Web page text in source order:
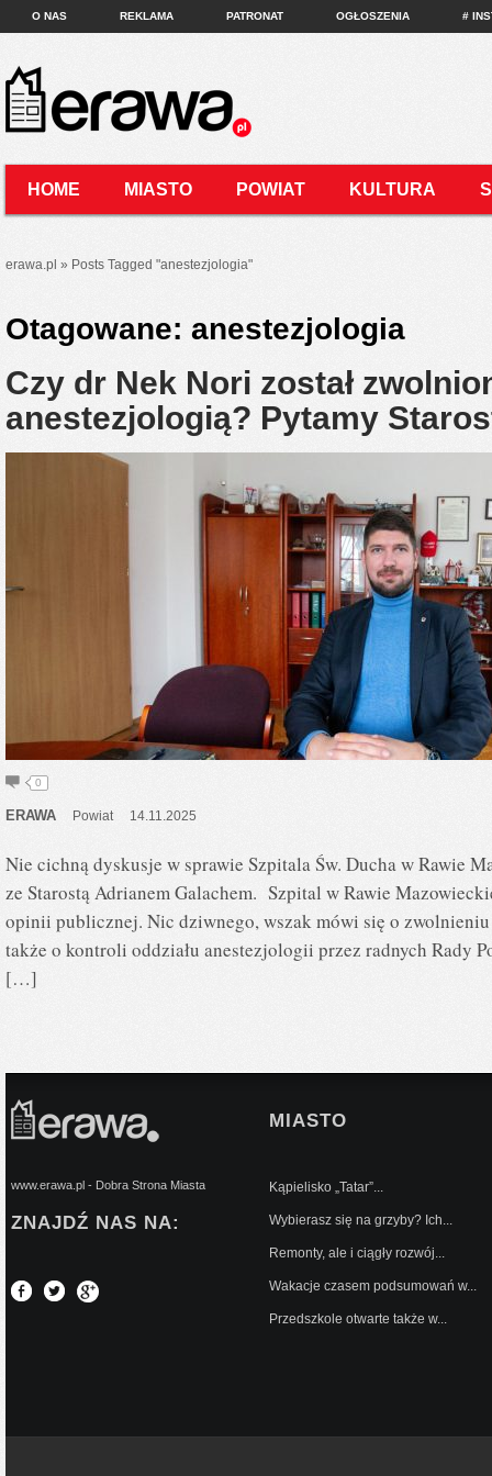
O NAS REKLAMA PATRONAT OGŁOSZENIA #
HOME MIASTO POWIAT KULTURA
erawa.pl » Posts Tagged "anestezjologia"
Otagowane: anestezjologia
Czy dr Nek Nori został
anestezjologią? Pytamy
0
ERAWA Powiat 14.11.2025
Nie cichną dyskusje w sprawie Szpitala Św. Ducha w Rawie
ze Starostą Adrianem Galachem. Szpital w Rawie
opinii publicznej. Nic dziwnego, wszak mówi się o zwolnieniu
także o kontroli oddziału anestezjologii przez radnych Rady
[…]
www.erawa.pl - Dobra Strona Miasta
ZNAJDŹ NAS NA:
MIASTO
Kąpielisko „Tatar”...
Wybierasz się na grzyby? Ich...
Remonty, ale i ciągły rozwój...
Wakacje czasem podsumowań w...
Przedszkole otwarte także w...